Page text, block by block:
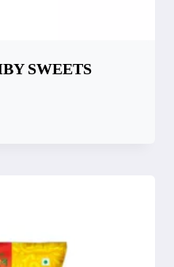
SWEETS